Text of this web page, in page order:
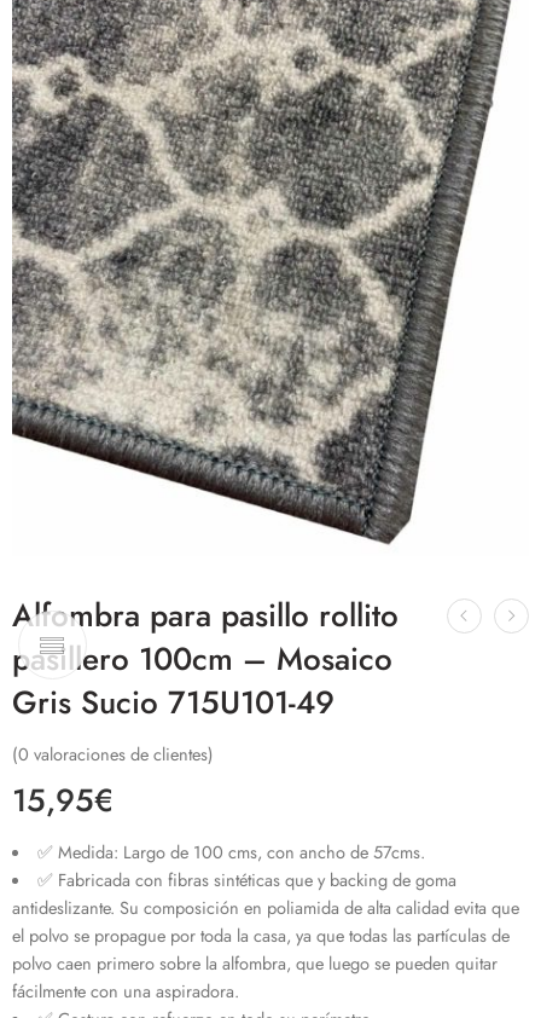
Alfombra para pasillo rollito
pasillero 100cm – Mosaico
Gris Sucio 715U101-49
(0 valoraciones de clientes)
15,95€
✅ Medida: Largo de 100 cms, con ancho de 57cms.
✅ Fabricada con fibras sintéticas que y backing de goma
antideslizante. Su composición en poliamida de alta calidad evita que
el polvo se propague por toda la casa, ya que todas las partículas de
polvo caen primero sobre la alfombra, que luego se pueden quitar
fácilmente con una aspiradora.